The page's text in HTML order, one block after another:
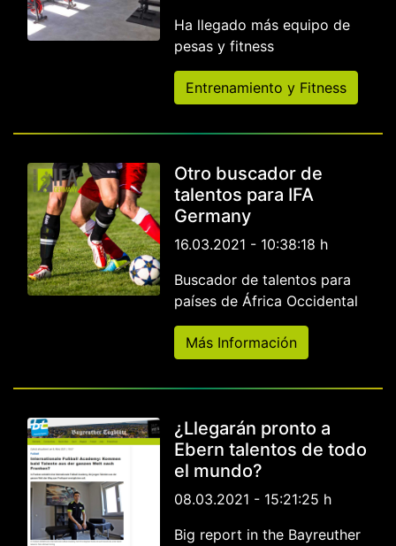
Ha llegado más equipo de
pesas y fitness
Entrenamiento y Fitness
Otro buscador de
talentos para IFA
Germany
16.03.2021 - 10:38:18 h
Buscador de talentos para
países de África Occidental
Más Información
¿Llegarán pronto a
Ebern talentos de todo
el mundo?
08.03.2021 - 15:21:25 h
Big report in the Bayreuther